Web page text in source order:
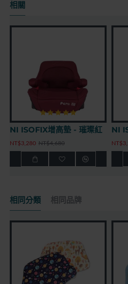
相關
墊 - 璀璨紅 NI ISOFIX增高墊 -
NT$3,280 NT$4,680
相同分類 相同品牌